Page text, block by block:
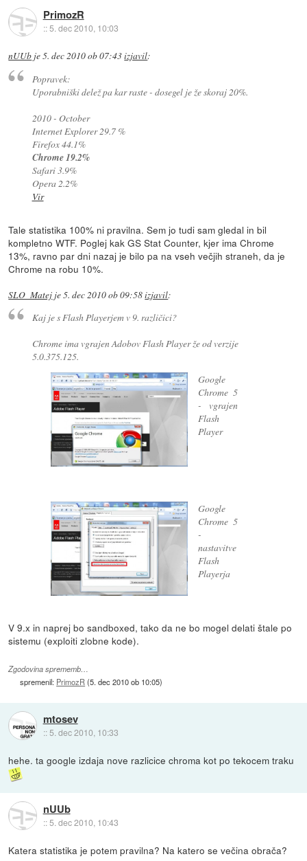
PrimozR
::5. dec 2010, 10:03
nUUb je5. dec 2010 ob 07:43izjavil:
Popravek:
Uporabniški delež pa kar raste - dosegel je že skoraj 20%.
2010 - October
Internet Explorer 29.7 %
Firefox 44.1%
Chrome 19.2%
Safari 3.9%
Opera 2.2%
Vir
Tale statistika 100% ni pravilna. Sem jo tudi sam gledal in bil
kompletno WTF. Poglej kak GS Stat Counter, kjer ima Chrome
13%, ravno par dni nazaj je bilo pa na vseh večjih straneh, da je
Chrome na robu 10%.
SLO_Matej je5. dec 2010 ob 09:58izjavil:
Kaj je s Flash Playerjem v 9. različici?
Chrome ima vgrajen Adobov Flash Player že od verzije
5.0.375.125.
Google
Chrome 5
- vgrajen
Flash
Player
Google
Chrome 5
-
nastavitve
Flash
Playerja
V 9.x in naprej bo sandboxed, tako da ne bo mogel delati štale po
sistemu (exploiti zlobne kode).
Zgodovina sprememb…
spremenil: PrimozR (5. dec 2010 ob 10:05)
mtosev
:: 5. dec 2010, 10:33
hehe. ta google izdaja nove razlicice chroma kot po tekocem traku
nUUb
::5. dec 2010, 10:43
Katera statistika je potem pravilna? Na katero se večina obrača?